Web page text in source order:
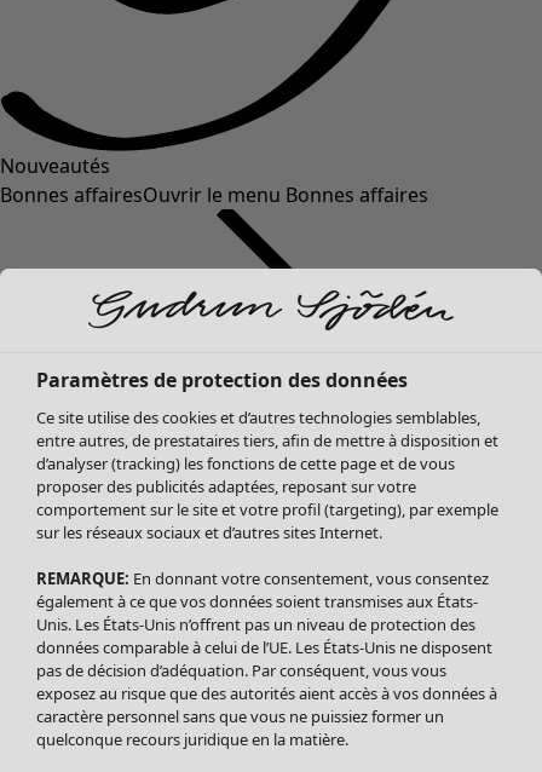
Nouveautés
Bonnes affairesOuvrir le menu Bonnes affaires
Soldes Vêtements
Tous les vêtements
Robes
Tuniques
Blouses
Tops
Gilets
Pantalon
Jupes
Paramètres de protection des données
Ce site utilise des cookies et d’autres technologies semblables,
entre autres, de prestataires tiers, afin de mettre à disposition et
d’analyser (tracking) les fonctions de cette page et de vous
proposer des publicités adaptées, reposant sur votre
comportement sur le site et votre profil (targeting), par exemple
sur les réseaux sociaux et d’autres sites Internet.
REMARQUE: En donnant votre consentement, vous consentez
également à ce que vos données soient transmises aux États-
Unis. Les États-Unis n’offrent pas un niveau de protection des
données comparable à celui de l’UE. Les États-Unis ne disposent
pas de décision d’adéquation. Par conséquent, vous vous
exposez au risque que des autorités aient accès à vos données à
caractère personnel sans que vous ne puissiez former un
quelconque recours juridique en la matière.